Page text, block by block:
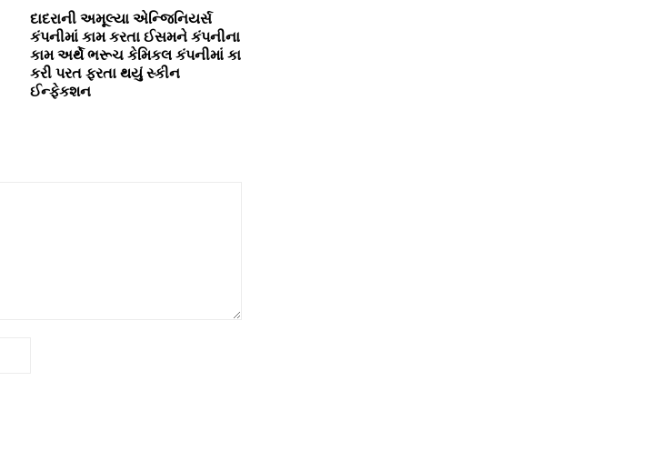
દાદરાની અમૂલ્‍યા એન્‍જિનિયર્સ
કંપનીમાં કામ કરતા ઈસમને કંપનીના
કામ અર્થે ભરૂચ કેમિકલ કંપનીમાં કા
કરી પરત ફરતા થયું સ્‍કીન
ઈન્‍ફેકશન